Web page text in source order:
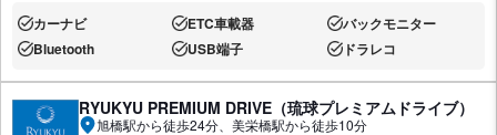
あり:カーナビ あり:ETC車載器 あり:バックモニター
あり:Bluetooth あり:USB端子 あり:ドラレコ
RYUKYU PREMIUM DRIVE（琉球プレミアムドライブ）
旭橋駅から徒歩24分、美栄橋駅から徒歩10分